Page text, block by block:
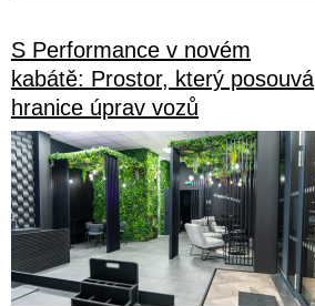
S Performance v novém
kabátě: Prostor, který posouvá
hranice úprav vozů